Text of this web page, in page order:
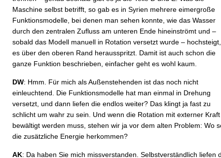
Maschine selbst betrifft, so gab es in Syrien mehrere eimergroße
Funktionsmodelle, bei denen man sehen konnte, wie das Wasser
durch den zentralen Zufluss am unteren Ende hineinströmt und –
sobald das Modell manuell in Rotation versetzt wurde –
es über den oberen Rand herausspritzt. Damit ist auch schon die
ganze Funktion beschrieben, einfacher geht es wohl kaum.
DW: Hmm. Für mich als Außenstehenden ist das noch nicht
einleuchtend. Die Funktionsmodelle hat man einmal in Drehung
versetzt, und dann liefen die endlos weiter? Das klingt ja fast zu
schlicht um wahr zu sein. Und wenn die Rotation mit externer Kraft
bewältigt werden muss, stehen wir ja vor dem alten Problem: Wo
die zusätzliche Energie herkommen?
AK: Da haben Sie mich missverstanden. Selbstverständlich liefen